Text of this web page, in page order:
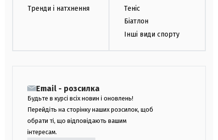
Тренди і натхнення
Теніс
Біатлон
Інші види спорту
Email - розсилка
Будьте в курсі всіх новин і оновлень!
Перейдіть на сторінку наших розсилок, щоб
обрати ті, що відповідають вашим
інтересам.